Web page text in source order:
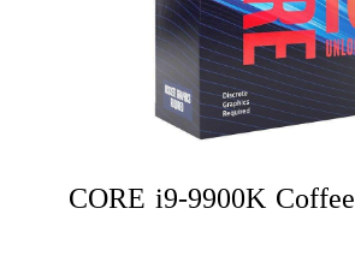
پردازنده اینتل CORE i9-9900K Coffee